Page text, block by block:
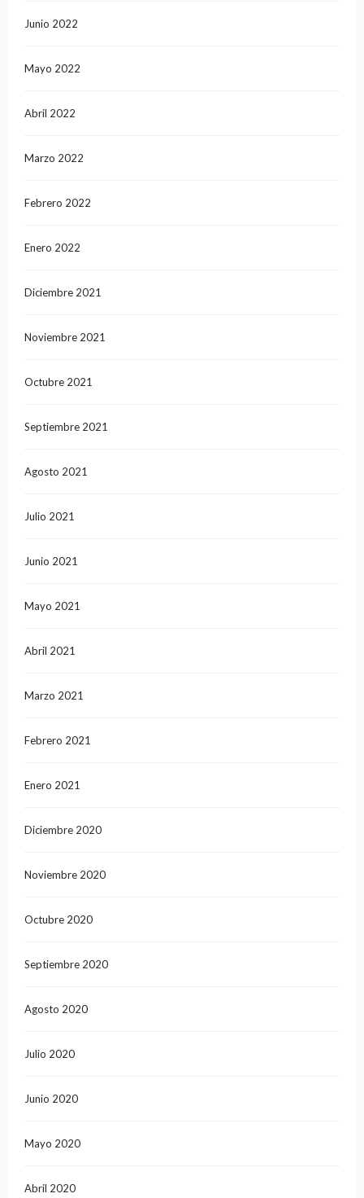
Junio 2022
Mayo 2022
Abril 2022
Marzo 2022
Febrero 2022
Enero 2022
Diciembre 2021
Noviembre 2021
Octubre 2021
Septiembre 2021
Agosto 2021
Julio 2021
Junio 2021
Mayo 2021
Abril 2021
Marzo 2021
Febrero 2021
Enero 2021
Diciembre 2020
Noviembre 2020
Octubre 2020
Septiembre 2020
Agosto 2020
Julio 2020
Junio 2020
Mayo 2020
Abril 2020